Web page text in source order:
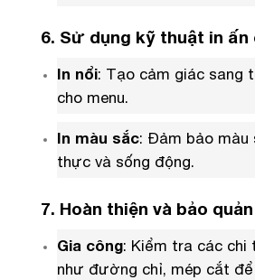
6. Sử dụng kỹ thuật in
In nổi: Tạo cảm giác sang
cho menu.
In màu sắc: Đảm bảo màu
thực và sống động.
7. Hoàn thiện và bảo quản
Gia công: Kiểm tra các chi
như đường chỉ, mép cắt